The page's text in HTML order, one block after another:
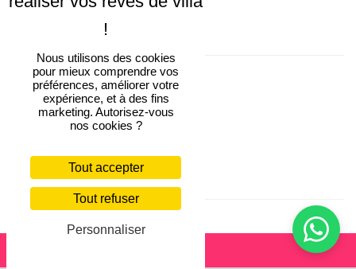
Inclus dans la location
Conciergerie Villa Finder
Électricitéincluse
Nettoyage finalinclus
Non-inclus dans la location
Nous utilisons des cookies
pour mieux comprendre vos
préférences, améliorer votre
expérience, et à des fins
marketing. Autorisez-vous
nos cookies ?
Tout accepter
Tout refuser
Personnaliser